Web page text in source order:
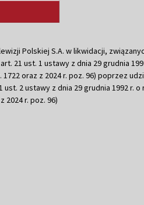
Polskiej S.A. w likwidacji,
21 ust. 1 ustawy z dnia 29 grudnia
oraz z 2024 r. poz. 96) poprzez
2 ustawy z dnia 29 grudnia 1992 r. o
2024 r. poz. 96)